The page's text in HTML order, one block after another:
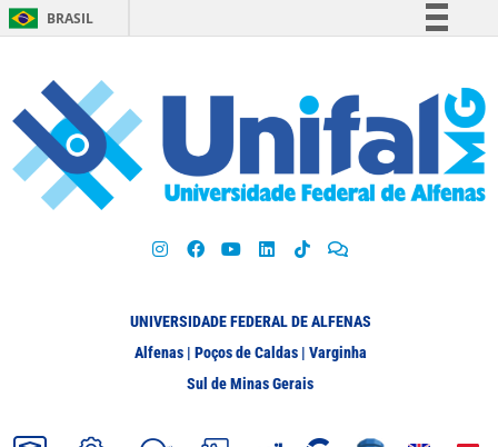
BRASIL
Participe
Acesso à informação
Legislação
UNIVERSIDADE FEDERAL DE ALFENAS
Alfenas | Poços de Caldas | Varginha
Sul de Minas Gerais